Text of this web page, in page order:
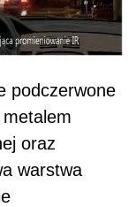
podczerwone
oraz
warstwa